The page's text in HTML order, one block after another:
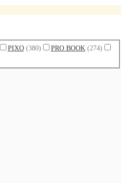
PIXO (380) PRO BOOK (274)